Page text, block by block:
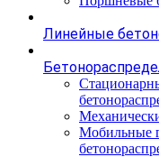
Линейные
Мобильные